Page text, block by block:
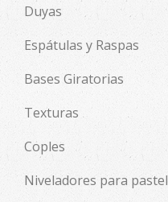
Duyas
Espátulas y Raspas
Bases Giratorias
Texturas
Coples
Niveladores para pastel